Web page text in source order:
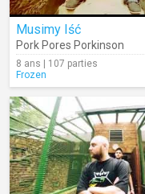
Musimy Iść
Pork Pores Porkinson
8 ans | 107 parties
Frozen